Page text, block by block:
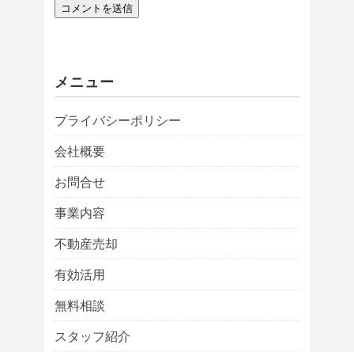
メニュー
プライバシーポリシー
会社概要
お問合せ
事業内容
不動産売却
有効活用
無料相談
スタッフ紹介